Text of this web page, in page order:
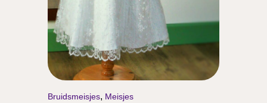
Bruidsmeisjes, Meisjes